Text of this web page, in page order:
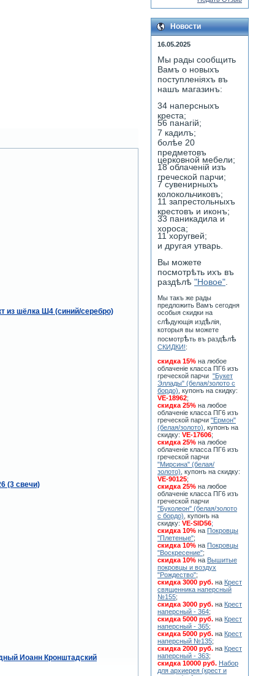
из шёлка Ш4 (синий/серебро)
(3 свечи)
Иоанн Кронштадский
Новости
16.05.2025
Мы рады сообщить
Вамъ о новыхъ
поступленiяхъ въ
нашъ магазинъ:
34 наперсныхъ
креста;
56 панагiй;
7 кадилъ;
болѣе 20
предметовъ
церковной мебели;
18 облаченiй изъ
греческой парчи;
7 сувенирныхъ
колокольчиковъ;
11 запрестольныхъ
крестовъ и иконъ;
33 паникадила и
хороса;
11 хоругвей;
и другая утварь.
Вы можете
посмотрѣть ихъ въ
раздѣлѣ "Новое"
Мы такъ же рады
предложить Вамъ сегодня
особыя скидки на
слѣдующiя издѣлiя,
которыя вы можете
посмотрѣть въ раздѣлѣ
СКИДКИ!:
скидка 15% на любое
облаченiе класса ПГ6 изъ
греческой парчи "Букет
Эллады" (белая/золото с
бордо) , купонъ на скидку:
VE-18962;
скидка 25% на любое
облаченiе класса ПГ6 изъ
греческой парчи "Ермон"
(белая/золото) , купонъ на
скидку: VE-17606;
скидка 25% на любое
облаченiе класса ПГ6 изъ
греческой парчи
"Мирсина" (белая/
золото) , купонъ на скидку:
VE-90125;
скидка 25% на любое
облаченiе класса ПГ6 изъ
греческой парчи
"Буколеон" (белая/золото
с бордо) , купонъ на
скидку: VE-SID56;
скидка 10% на Покровцы
"Плетеные";
скидка 10% на Покровцы
"Воскресение";
скидка 10% на Вышитые
покровцы и воздух
"Рождество";
скидка 3000 руб. на Крест
священника наперсный
№155;
скидка 3000 руб. на Крест
наперсный - 364;
скидка 5000 руб. на Крест
наперсный - 365;
скидка 5000 руб. на Крест
наперсный №135;
скидка 2000 руб. на Крест
наперсный - 363;
скидка 10000 руб. Набор
для архиерея (крест и